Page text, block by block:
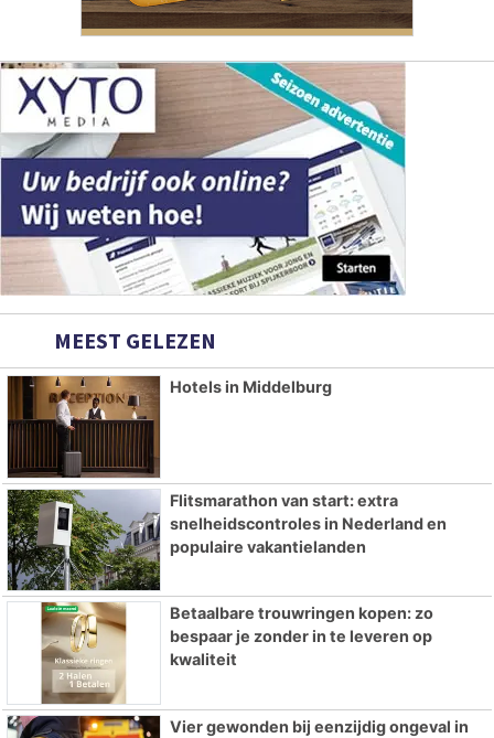
MEEST GELEZEN
Hotels in Middelburg
Flitsmarathon van start: extra
snelheidscontroles in Nederland en
populaire vakantielanden
Betaalbare trouwringen kopen: zo
bespaar je zonder in te leveren op
kwaliteit
Vier gewonden bij eenzijdig ongeval in